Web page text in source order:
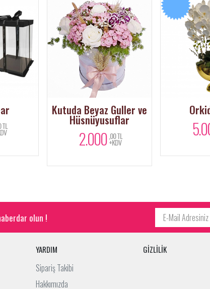
TL
Kutuda Beyaz Guller ve
Hüsnüyusuflar
2.000 ,00 TL
+KDV
olun !
YARDIM
Sipariş Takibi
Hakkımızda
GİZLİLİK